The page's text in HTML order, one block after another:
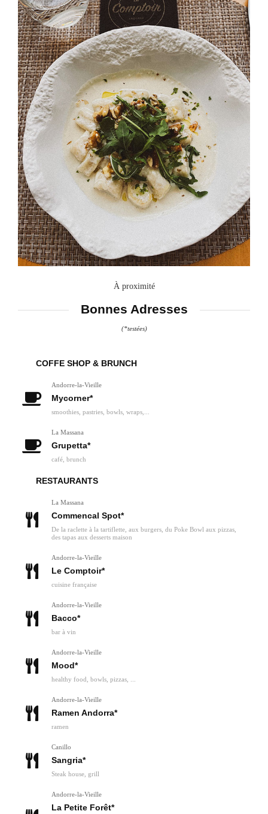
À proximité
Bonnes Adresses
(*testées)
COFFE SHOP & BRUNCH
Andorre-la-Vieille
Mycorner*
smoothies, pastries, bowls, wraps,...
La Massana
Grupetta*
café, brunch
RESTAURANTS
La Massana
Commencal Spot*
De la raclette à la tartiflette, aux burgers, du Poke Bowl aux pizzas,
des tapas aux desserts maison
Andorre-la-Vieille
Le Comptoir*
cuisine française
Andorre-la-Vieille
Bacco*
bar à vin
Andorre-la-Vieille
Mood*
healthy food, bowls, pizzas, ...
Andorre-la-Vieille
Ramen Andorra*
ramen
Canillo
Sangria*
Steak house, grill
Andorre-la-Vieille
La Petite Forêt*